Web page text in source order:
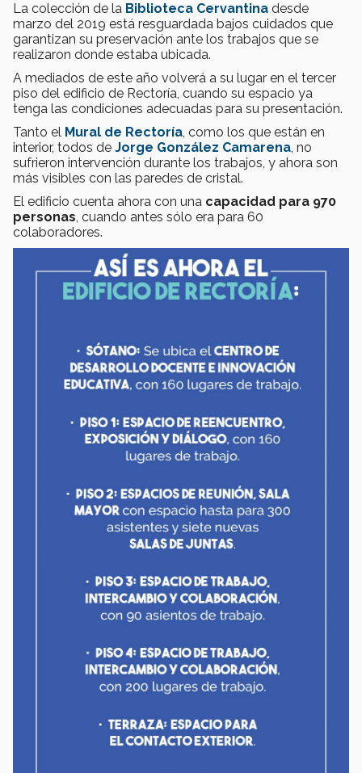
La colección de la Biblioteca Cervantina desde
marzo del 2019 está resguardada bajos cuidados que
garantizan su preservación ante los trabajos que se
realizaron donde estaba ubicada.
A mediados de este año volverá a su lugar en el tercer
piso del edificio de Rectoría, cuando su espacio ya
tenga las condiciones adecuadas para su presentación.
Tanto el Mural de Rectoría, como los que están en
interior, todos de Jorge González Camarena, no
sufrieron intervención durante los trabajos, y ahora son
más visibles con las paredes de cristal.
El edificio cuenta ahora con una capacidad para 970
personas, cuando antes sólo era para 60
colaboradores.